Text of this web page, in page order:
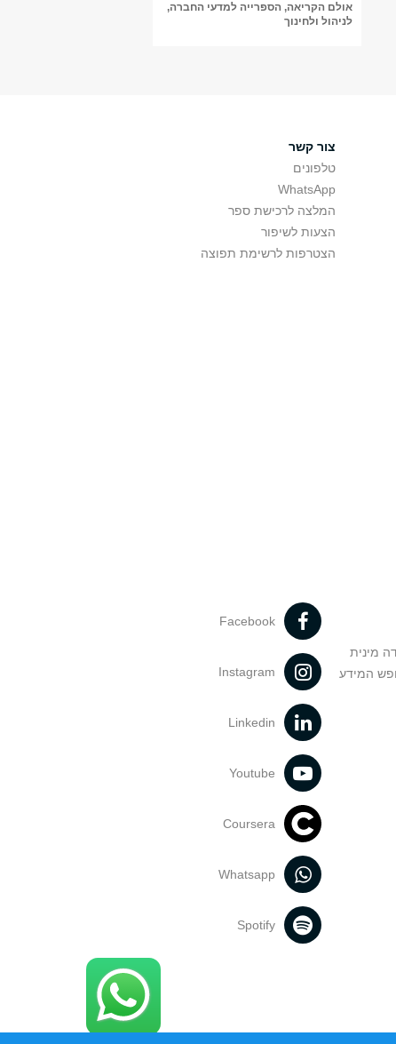
אולם הקריאה, הספרייה למדעי החברה,
לניהול ולחינוך
צור קשר
טלפונים
WhatsApp
המלצה לרכישת ספר
הצעות לשיפור
הצטרפות לרשימת תפוצה
מינית
המידע
Facebook
Instagram
Linkedin
Youtube
Coursera
Whatsapp
Spotify